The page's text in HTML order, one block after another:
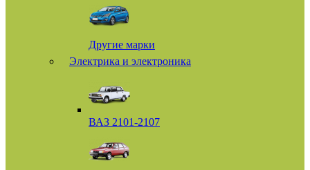
Другие марки
Электрика и электроника
ВАЗ 2101-2107